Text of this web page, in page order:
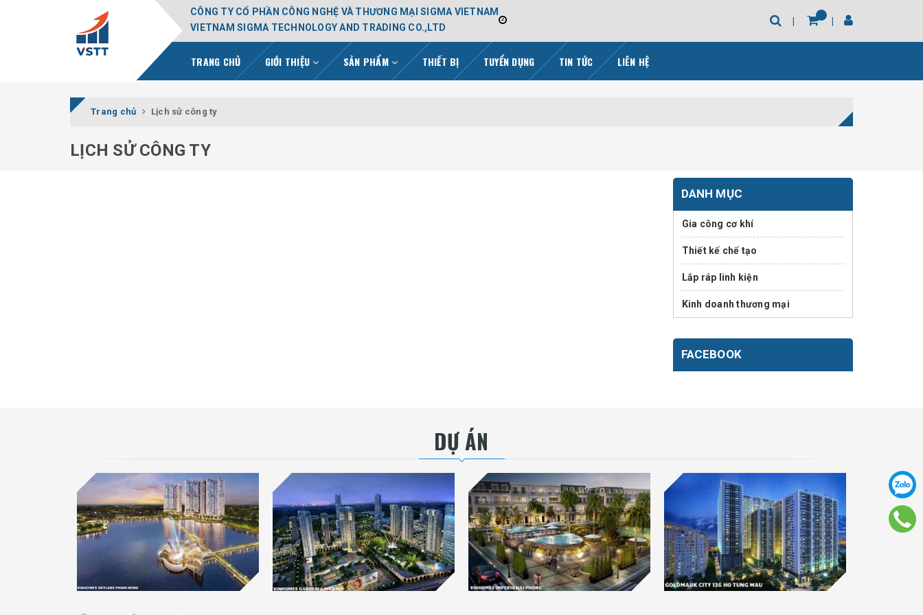
CÔNG TY CỔ PHẦN CÔNG NGHỆ VÀ THƯƠNG MẠI SIGMA VIETNAM
VIETNAM SIGMA TECHNOLOGY AND TRADING CO.,LTD
TRANG CHỦ GIỚI THIỆU SẢN PHẨM THIẾT BỊ TUYỂN DỤNG TIN TỨC LIÊN HỆ
Trang chủ Lịch sử công ty
LỊCH SỬ CÔNG TY
DANH MỤC
Gia công cơ khí
Thiết kế chế tạo
Lắp ráp linh kiện
Kinh doanh thương mại
FACEBOOK
DỰ ÁN